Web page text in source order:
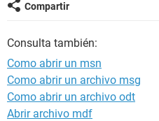
Compartir
Consulta también:
Como abrir un msn
Como abrir un archivo msg
Como abrir un archivo odt
Abrir archivo mdf